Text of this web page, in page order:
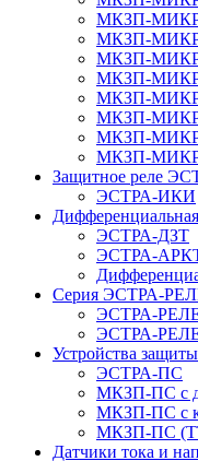
МКЗП-
МКЗП-
МКЗП-
МКЗП-
МКЗП-
МКЗП-
МКЗП-
МКЗП-
Защитное реле
ЭСТРА-ИКИ
ЭСТРА-ДЗТ
ЭСТРА-
Серия ЭСТРА-
ЭСТРА-
ЭСТРА-
Устройства
ЭСТРА-ПС
МКЗП-ПС с
МКЗП-ПС с
МКЗП-ПС
Датчики тока и